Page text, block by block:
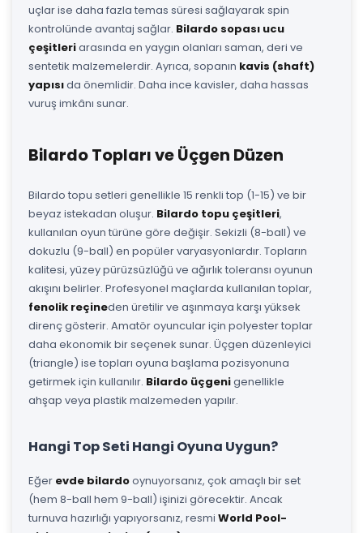
uçlar ise daha fazla temas süresi sağlayarak spin
kontrolünde avantaj sağlar. Bilardo sopası ucu
çeşitleriarasında en yaygın olanları saman, deri ve
sentetik malzemelerdir. Ayrıca, sopanın kavis (shaft)
yapısıda önemlidir. Daha ince kavisler, daha hassas
vuruş imkânı sunar.
Bilardo Topları ve Üçgen Düzen
Bilardo topu setleri genellikle 15 renkli top (1-15) ve bir
beyaz istekadan oluşur. Bilardo topu çeşitleri,
kullanılan oyun türüne göre değişir. Sekizli (8-ball) ve
dokuzlu (9-ball) en popüler varyasyonlardır. Topların
kalitesi, yüzey pürüzsüzlüğü ve ağırlık toleransı oyunun
akışını belirler. Profesyonel maçlarda kullanılan toplar,
fenolik reçineden üretilir ve aşınmaya karşı yüksek
direnç gösterir. Amatör oyuncular için polyester toplar
daha ekonomik bir seçenek sunar. Üçgen düzenleyici
(triangle) ise topları oyuna başlama pozisyonuna
getirmek için kullanılır. Bilardo üçgenigenellikle
ahşap veya plastik malzemeden yapılır.
Hangi Top Seti Hangi Oyuna Uygun?
Eğer evde bilardooynuyorsanız, çok amaçlı bir set
(hem 8-ball hem 9-ball) işinizi görecektir. Ancak
turnuva hazırlığı yapıyorsanız, resmi World Pool-